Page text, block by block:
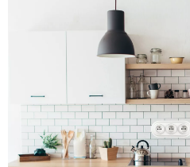
suave luz del atardecer se
rotación del interruptor